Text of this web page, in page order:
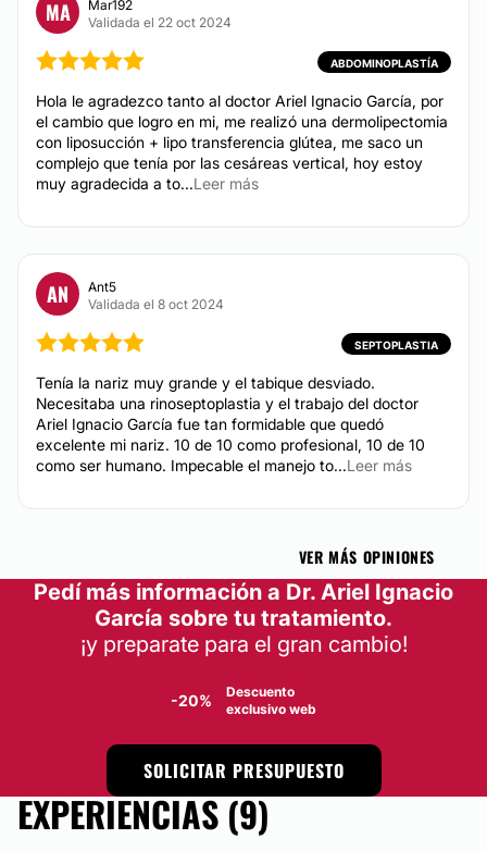
MA
Mar192
Validada el 22 oct 2024
ABDOMINOPLASTÍA
Hola le agradezco tanto al doctor Ariel Ignacio García, por
el cambio que logro en mi, me realizó una dermolipectomia
con liposucción + lipo transferencia glútea, me saco un
complejo que tenía por las cesáreas vertical, hoy estoy
muy agradecida a to...Leer más
AN
Ant5
Validada el 8 oct 2024
SEPTOPLASTIA
Tenía la nariz muy grande y el tabique desviado.
Necesitaba una rinoseptoplastia y el trabajo del doctor
Ariel Ignacio García fue tan formidable que quedó
excelente mi nariz. 10 de 10 como profesional, 10 de 10
como ser humano. Impecable el manejo to...Leer más
VER MÁS OPINIONES
Pedí más información a Dr. Ariel Ignacio
García sobre tu tratamiento.
¡y preparate para el gran cambio!
-20%
Descuento
exclusivo web
SOLICITAR PRESUPUESTO
EXPERIENCIAS (9)